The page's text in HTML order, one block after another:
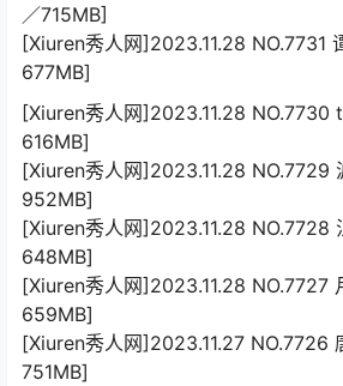
／715MB]
[Xiuren秀人网]2023.11.28 NO.7731
677MB]
[Xiuren秀人网]2023.11.28 NO.7730
616MB]
[Xiuren秀人网]2023.11.28 NO.7729
952MB]
[Xiuren秀人网]2023.11.28 NO.7728
648MB]
[Xiuren秀人网]2023.11.28 NO.7727
659MB]
[Xiuren秀人网]2023.11.27 NO.7726
751MB]